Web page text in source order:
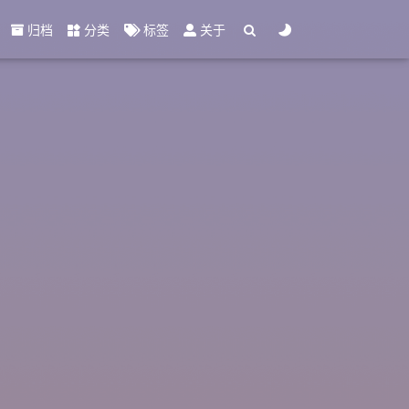
归档 分类 标签 关于